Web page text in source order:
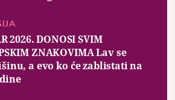
2026. DONOSI SVIM
ZNAKOVIMA Lav se
a evo ko će zablistati na